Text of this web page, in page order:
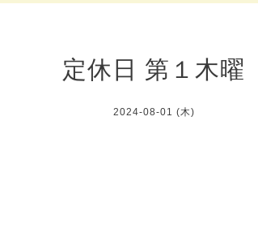
定休日 第１木曜
2024-08-01 (木)